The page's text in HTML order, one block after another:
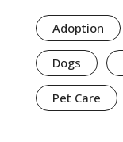
Adoption
Dogs
Pet Care